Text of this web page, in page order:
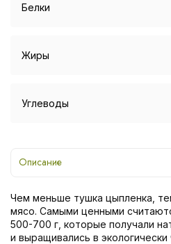
Белки
Жиры
Углеводы
Описание
Чем меньше тушка цыпленка,
мясо. Самыми ценными
500-700 г, которые получали
и выращивались в экологически